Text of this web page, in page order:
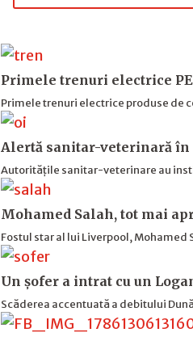
Primele trenuri electrice
Primele trenuri electrice produse de
Alertă sanitar-veterinară în
Autoritățile sanitar-veterinare au
Mohamed Salah, tot mai
Fostul star al lui Liverpool,
Un șofer a intrat cu un
Scăderea accentuată a debitului